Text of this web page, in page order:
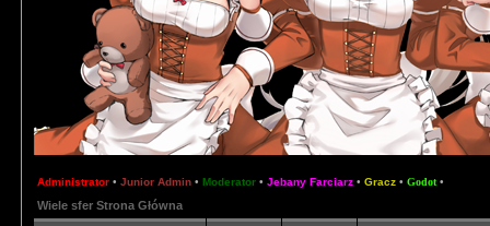
Administrator • Junior Admin • Moderator • Jebany Farciarz • Gracz • Godot •
Wiele sfer Strona Główna